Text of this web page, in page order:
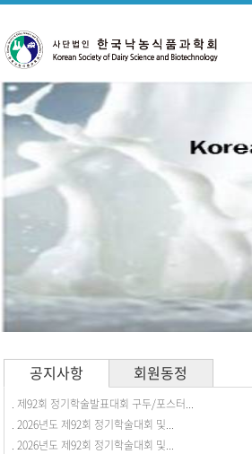
공지사항
. 제92회 정기학술발표대회 구두/포스터...
. 2026년도 제92회 정기학술대회 및...
. 2026년도 제92회 정기학술대회 및...
회원동정
. 회원동정을 등록합니다.